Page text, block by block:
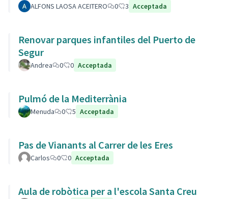
ALFONS LAOSA ACEITERO 0 3 Acceptada
Renovar parques infantiles del Puerto de
Segur
Andrea 0 0 Acceptada
Pulmó de la Mediterrània
Menuda 0 5 Acceptada
Pas de Vianants al Carrer de les Eres
Carlos 0 0 Acceptada
Aula de robòtica per a l'escola Santa Creu